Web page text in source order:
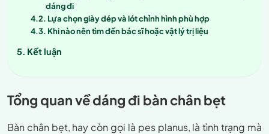
dáng đi
Lựa chọn giày dép và lót chỉnh hình phù hợp
Khi nào nên tìm đến bác sĩ hoặc vật lý trị liệu
Kết luận
Tổng quan về dáng đi bàn chân bẹt
Bàn chân bẹt, hay còn gọi là pes planus, là tình trạng mà